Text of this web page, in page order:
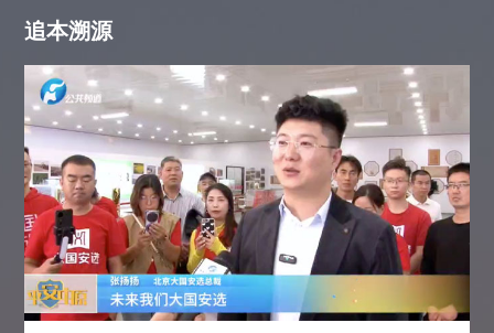
追本溯源